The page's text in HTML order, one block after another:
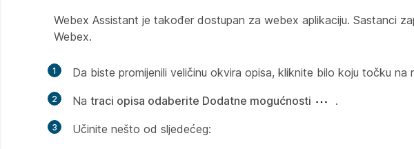
Webex Assistant je također dostupan za webex aplikaciju. Sastanci
Webex.
1 Da biste promijenili veličinu okvira opisa, kliknite bilo koju točku na
2 Na traci opisa odaberite Dodatne mogućnosti .
3
Učinite nešto od sljedećeg: